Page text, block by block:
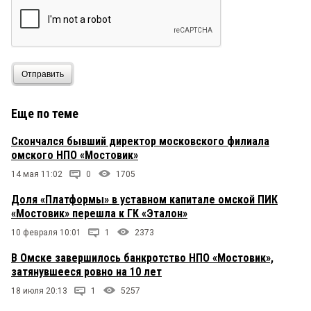
велось? Взять на поруки?
Подопытный омич
Отправить
Еще по теме
Скончался бывший директор московского филиала
омского НПО «Мостовик»
14 мая 11:02 0 1705
Доля «Платформы» в уставном капитале омской ПИК
«Мостовик» перешла к ГК «Эталон»
10 февраля 10:01 1 2373
В Омске завершилось банкротство НПО «Мостовик»,
затянувшееся ровно на 10 лет
18 июля 20:13 1 5257